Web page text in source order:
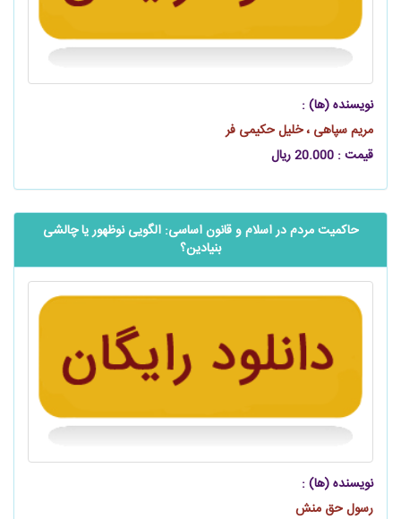
نویسنده (ها) :
مریم سپاهی ، خلیل حکیمی‌ فر
قیمت : 20.000 ریال
حاکمیت مردم در اسلام و قانون اساسی: الگویی نوظهور یا چالشی
بنیادین؟
نویسنده (ها) :
رسول حق منش